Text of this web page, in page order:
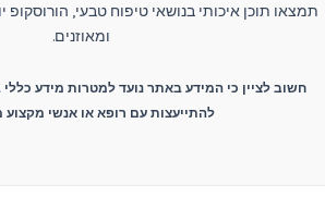
תמצאו תוכן איכותי בנושאי טיפוח טבעי, הורוסקופ
ומאוזנים.
חשוב לציין כי המידע באתר נועד למטרות מידע כללי
להתייעצות עם רופא או אנשי מקצוע